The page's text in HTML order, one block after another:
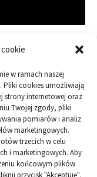
w ramach naszej
Pliki cookies umożliwiają
strony internetowej oraz
Twojej zgody, pliki
pomiarów i analiz
marketingowych.
trzecich w celu
i marketingowych. Aby
końcowym plików
przycisk "Akceptuję".